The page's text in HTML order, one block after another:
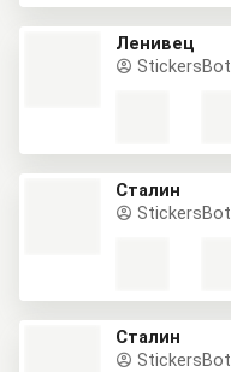
Ленивец
StickersBot
Сталин
StickersBot
Сталин
StickersBot